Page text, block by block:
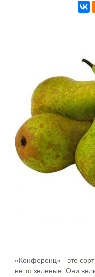
«Конференц» - это
не то зеленые. Они